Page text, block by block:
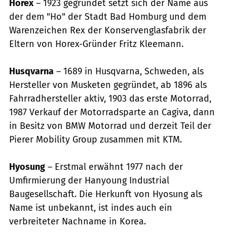
Horex– 1923 gegründet setzt sich der Name aus
der dem "Ho" der Stadt Bad Homburg und dem
Warenzeichen Rex der Konservenglasfabrik der
Eltern von Horex-Gründer Fritz Kleemann.
Husqvarna – 1689 in Husqvarna, Schweden, als
Hersteller von Musketen gegründet, ab 1896 als
Fahrradhersteller aktiv, 1903 das erste Motorrad,
1987 Verkauf der Motorradsparte an Cagiva, dann
in Besitz von BMW Motorrad und derzeit Teil der
Pierer Mobility Group zusammen mit KTM.
Hyosung – Erstmal erwähnt 1977 nach der
Umfirmierung der Hanyoung Industrial
Baugesellschaft. Die Herkunft von Hyosung als
Name ist unbekannt, ist indes auch ein
verbreiteter Nachname in Korea.